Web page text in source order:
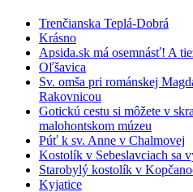
Trenčianska Teplá-Dobrá
Krásno
Apsida.sk má osemnásť! A
Oľšavica
Sv. omša pri románskej
Rakovnicou
Gotickú cestu si môžete v
malohontskom múzeu
Púť k sv. Anne v Chalmovej
Kostolík v Sebeslavciach sa
Starobylý kostolík v
Kyjatice